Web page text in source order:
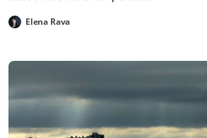
Elena Rava